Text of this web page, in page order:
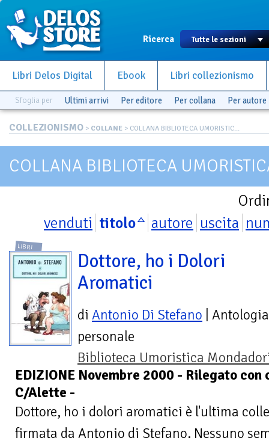
Ricerca
Libri Delos Digital Ebook Libri collezionismo
Sfoglia per Ultimi arrivi Per editore Per collana Per autore
COLLEZIONISMO > COLLANE > COLLANA BIBLIOTECA UMORISTIC...
COLLANA BIBLIOTECA
venduti titolo autore uscita
LIBRI
Dottore, ho i Dolori
Aromatici
di Antonio Di Stefano | Antologia
personale
Biblioteca Umoristica
EDIZIONE Novembre 2000 - Rilegato
C/Alette -
Dottore, ho i dolori aromatici è l'ultima
firmata da Antonio di Stefano. Nessuno